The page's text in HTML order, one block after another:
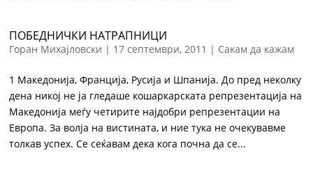
ПОБЕДНИЧКИ НАТРАПНИЦИ
Горан Михајловски | 17 септември, 2011 | Сакам да кажам
1 Македонија, Франција, Русија и Шпанија. До пред неколку
дена никој не ја гледаше кошаркарската репрезентација на
Македонија меѓу четирите најдобри репрезентации на
Европа. За волја на вистината, и ние тука не очекувавме
толкав успех. Се сеќавам дека кога почна да се...